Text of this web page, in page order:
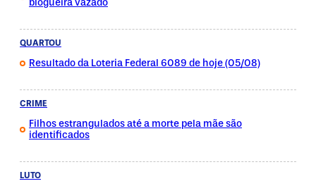
QUARTOU
Resultado da Loteria Federal 6089 de hoje (05/08)
CRIME
Filhos estrangulados até a morte pela mãe são
identificados
LUTO